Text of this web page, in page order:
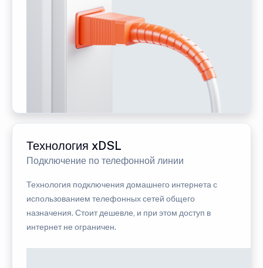
Технология xDSL
Подключение по телефонной линии
Технология подключения домашнего интернета с
использованием телефонных сетей общего
назначения. Стоит дешевле, и при этом доступ в
интернет не ограничен.